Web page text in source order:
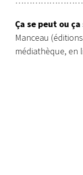
Ça se peut ou
Manceau
médiathèque, en